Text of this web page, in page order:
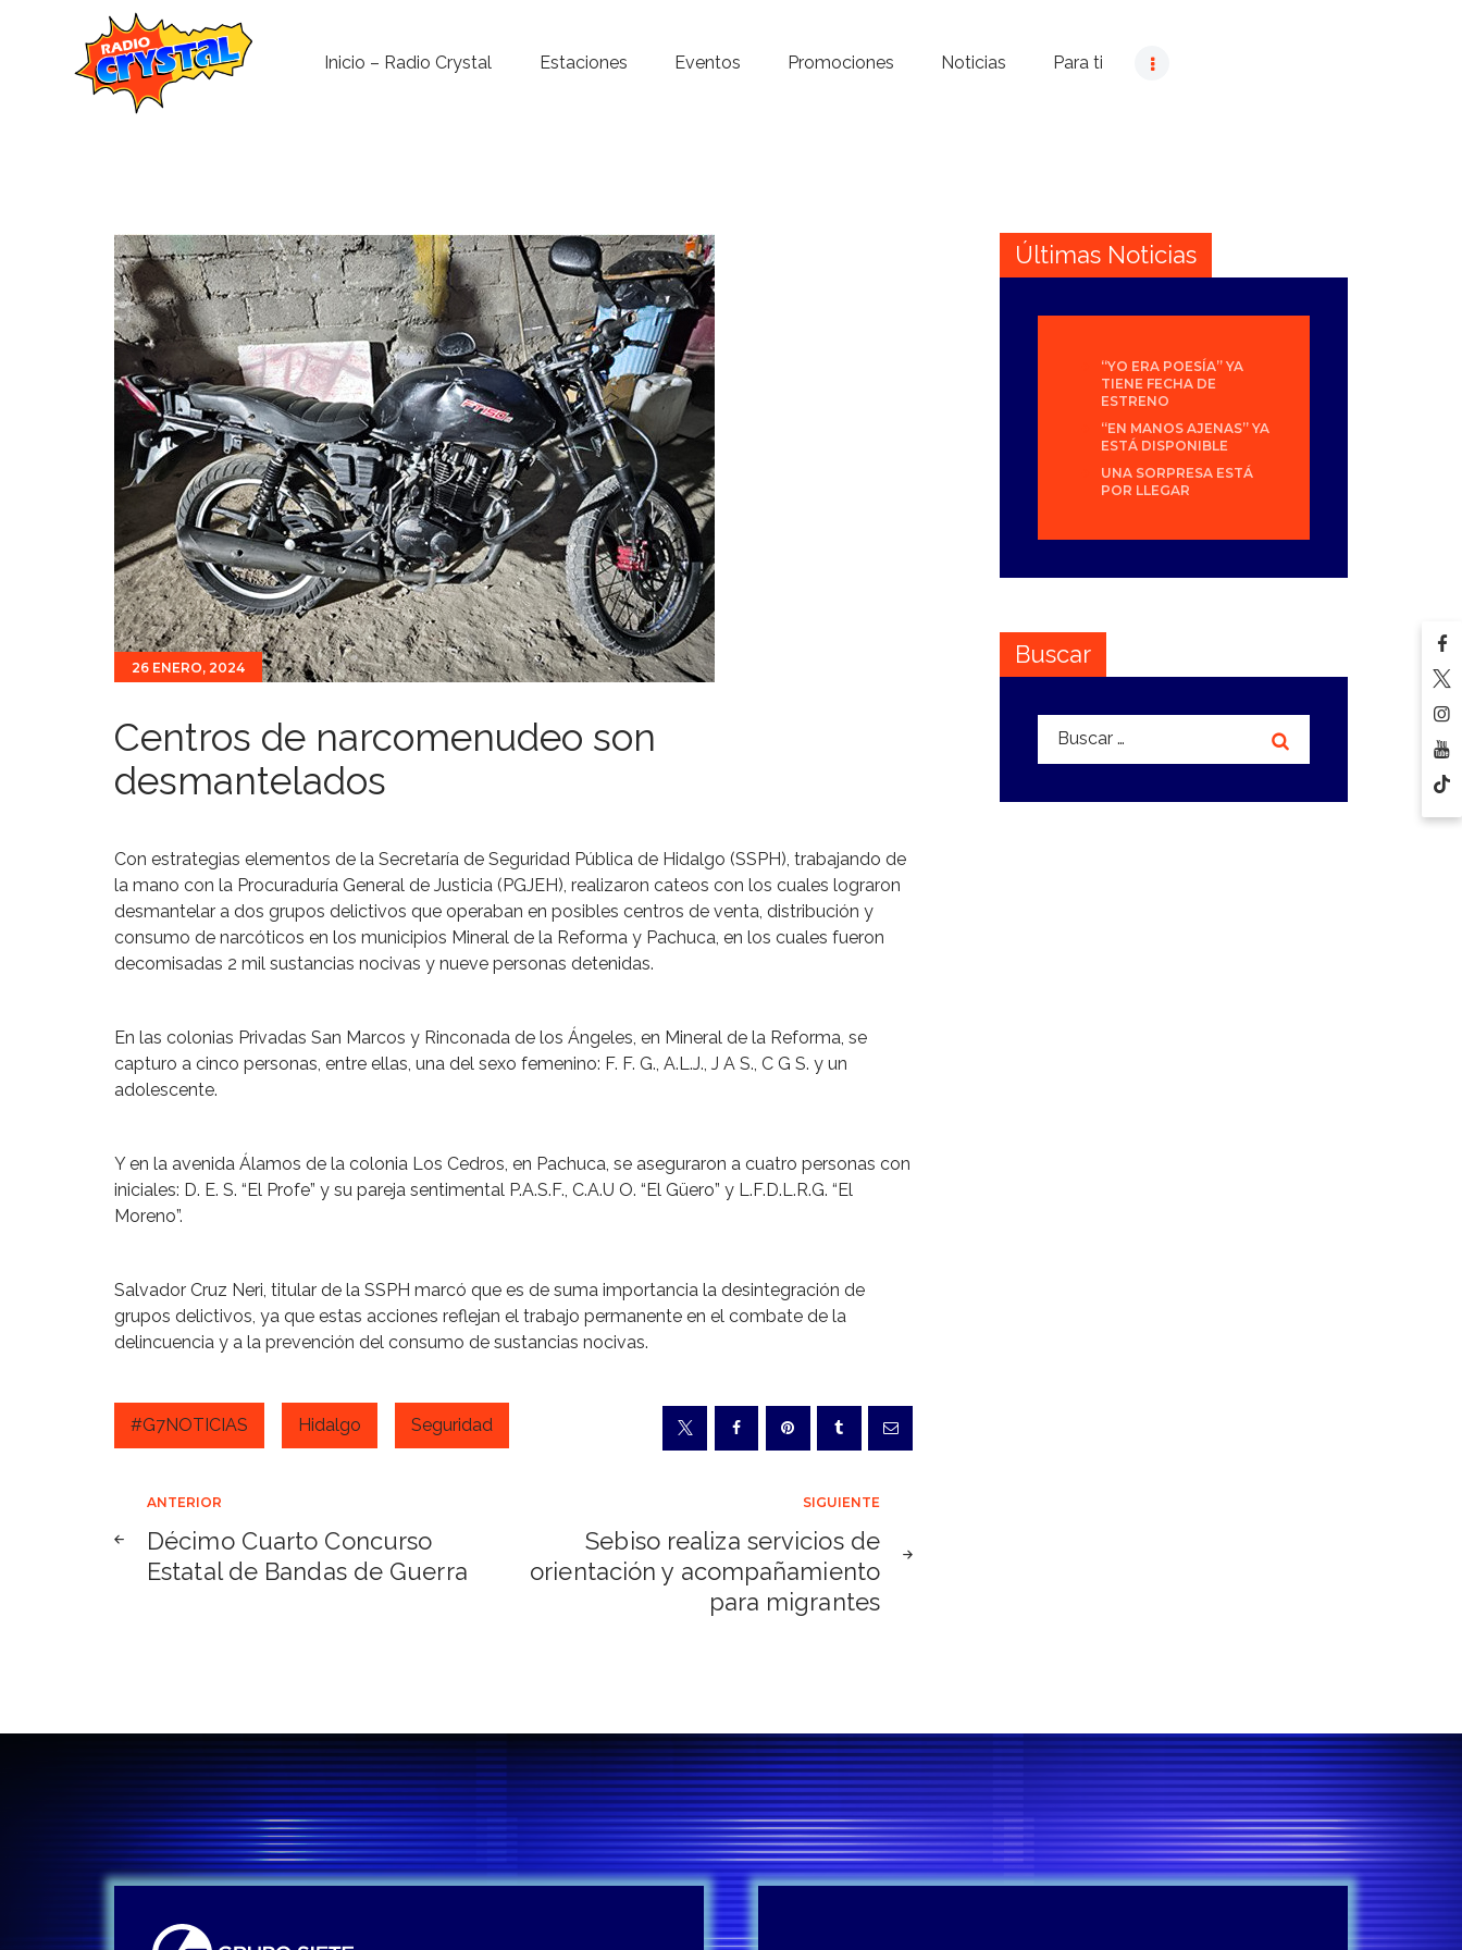
Inicio – Radio Crystal Estaciones Eventos Promociones Noticias Para ti
Noticias
Para ti
Contacto
26 ENERO, 2024
Centros de narcomenudeo son
desmantelados
Con estrategias elementos de la Secretaría de Seguridad Pública de Hidalgo (SSPH), trabajando de
la mano con la Procuraduría General de Justicia (PGJEH), realizaron cateos con los cuales lograron
desmantelar a dos grupos delictivos que operaban en posibles centros de venta, distribución y
consumo de narcóticos en los municipios Mineral de la Reforma y Pachuca, en los cuales fueron
decomisadas 2 mil sustancias nocivas y nueve personas detenidas.
En las colonias Privadas San Marcos y Rinconada de los Ángeles, en Mineral de la Reforma, se
capturo a cinco personas, entre ellas, una del sexo femenino: F. F. G., A.L.J., J A S., C G S. y un
adolescente.
Y en la avenida Álamos de la colonia Los Cedros, en Pachuca, se aseguraron a cuatro personas con
iniciales: D. E. S. “El Profe” y su pareja sentimental P.A.S.F., C.A.U O. “El Güero” y L.F.D.L.R.G. “El
Moreno”.
Salvador Cruz Neri, titular de la SSPH marcó que es de suma importancia la desintegración de
grupos delictivos, ya que estas acciones reflejan el trabajo permanente en el combate de la
delincuencia y a la prevención del consumo de sustancias nocivas.
#G7NOTICIAS Hidalgo Seguridad
Navegación
de
ANTERIOR
Décimo Cuarto Concurso
Estatal de Bandas de Guerra
SIGUIENTE
Sebiso realiza servicios de
orientación y acompañamiento
para migrantes
Últimas Noticias
“YO ERA POESÍA” YA
TIENE FECHA DE
ESTRENO
“EN MANOS AJENAS” YA
ESTÁ DISPONIBLE
UNA SORPRESA ESTÁ
POR LLEGAR
Buscar
Buscar: